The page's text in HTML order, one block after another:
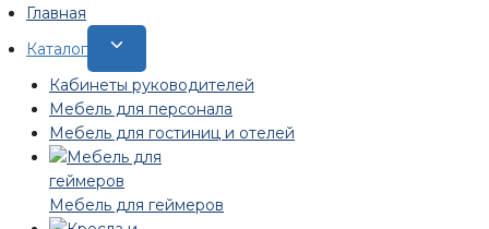
Главная
Каталог
Переключить
дочернее
меню
Кабинеты руководителей
Мебель для персонала
Мебель для гостиниц и отелей
Мебель для геймеров